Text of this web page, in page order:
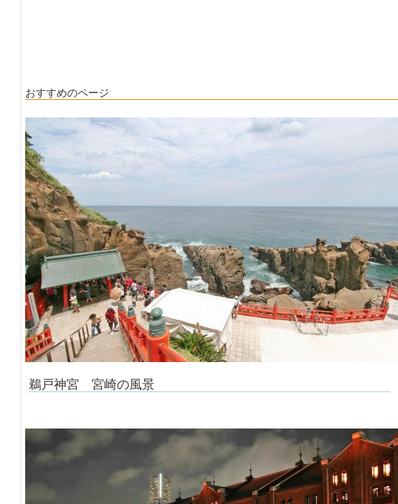
おすすめのページ:
鵜戸神宮 宮崎の風景